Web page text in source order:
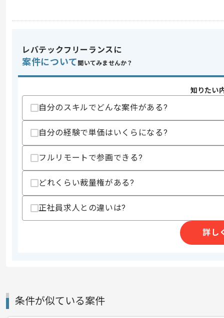
求めるスキル
・SQLとPythonを用いた実務経験(4~5
・下記いずれかの実務経験
-Databricks、Delta Lake、dbt、Spark
・AWSの実務経験
・銀行やFinTech領域での実務経験(4~5
スキルに不安がある方へ
上記に似た経験やスキルをお持ちであれば申
2026/06/15
エージェントからのコ
メント
レバテックフリーランスに
案件について 聞いてみませんか？
知りたい
自分のスキルでどんな案件がある?
自分の経験で単価はいくらになる?
フルリモートで参画できる?
どれくらい裁量権がある?
正社員求人との違いは?
詳し
条件が似ている案件